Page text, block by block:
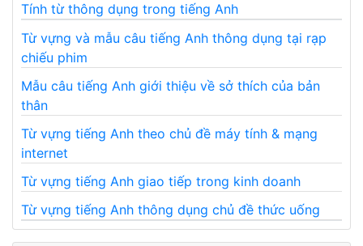
Tính từ thông dụng trong tiếng Anh
Từ vựng và mẫu câu tiếng Anh thông dụng tại rạp
chiếu phim
Mẫu câu tiếng Anh giới thiệu về sở thích của bản
thân
Từ vựng tiếng Anh theo chủ đề máy tính & mạng
internet
Từ vựng tiếng Anh giao tiếp trong kinh doanh
Từ vựng tiếng Anh thông dụng chủ đề thức uống